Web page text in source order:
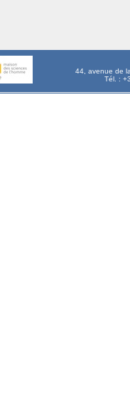
44, avenue de
Tél. :